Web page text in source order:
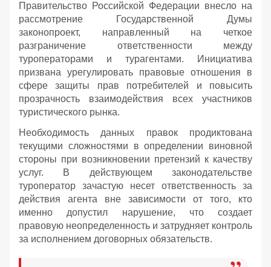
Правительство Российской Федерации внесло на
рассмотрение Государственной Думы
законопроект, направленный на четкое
разграничение ответственности между
туроператорами и турагентами. Инициатива
призвана урегулировать правовые отношения в
сфере защиты прав потребителей и повысить
прозрачность взаимодействия всех участников
туристического рынка.
Необходимость данных правок продиктована
текущими сложностями в определении виновной
стороны при возникновении претензий к качеству
услуг. В действующем законодательстве
туроператор зачастую несет ответственность за
действия агента вне зависимости от того, кто
именно допустил нарушение, что создает
правовую неопределенность и затрудняет контроль
за исполнением договорных обязательств.